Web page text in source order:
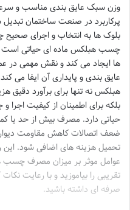
وزن سبک عایق بندی مناسب و
پرکاربرد در صنعت ساختمان تبدیل
بلوک ها به انتخاب و اجرای
چسب هبلکس ماده ای حیاتی است
ها ایجاد می کند و نقش مهمی در
عایق بندی و پایداری آن ایفا
هبلکس نه تنها برای برآورد دقیق
بلکه برای اطمینان از کیفیت اجرا
حیاتی دارد. مصرف بیش از حد یا
ضعف اتصالات کاهش مقاومت
تحمیل هزینه های اضافی شود. این
عوامل موثر بر میزان مصرف
تقریبی را بیاموزید و با رعایت
صرفه ای داشته باشید.